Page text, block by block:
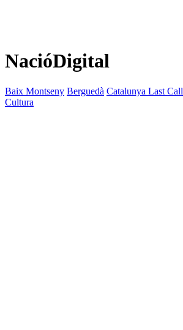
NacióDigital
Baix Montseny Berguedà Catalunya Last Call
Cultura